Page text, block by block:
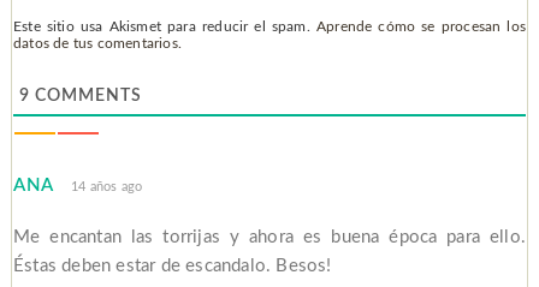
Este sitio usa Akismet para reducir el spam. Aprende cómo se procesan los
datos de tus comentarios.
9 COMMENTS
ANA 14 años ago
Me encantan las torrijas y ahora es buena época para ello.
Éstas deben estar de escandalo. Besos!